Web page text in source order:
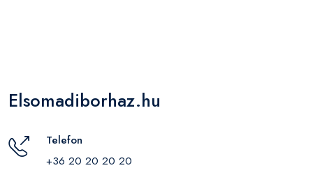
Elsomadiborhaz.hu
Telefon
+36 20 20 20 20